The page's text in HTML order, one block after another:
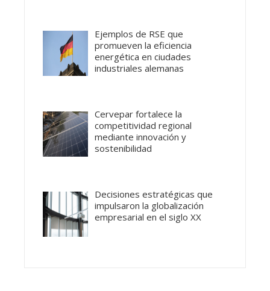
Ejemplos de RSE que
promueven la eficiencia
energética en ciudades
industriales alemanas
Cervepar fortalece la
competitividad regional
mediante innovación y
sostenibilidad
Decisiones estratégicas que
impulsaron la globalización
empresarial en el siglo XX